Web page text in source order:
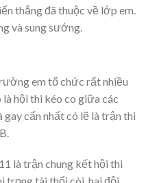
thắng đã thuộc về lớp em.
và sung sướng.
em tổ chức rất nhiều
hội thi kéo co giữa các
gay cấn nhất có lẽ là trận thi
là trận chung kết hội thi